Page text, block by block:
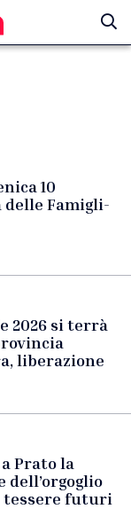
10
delle Famigli-
2026 si terrà
liberazione
Prato la
dell’orgoglio
tessere futuri